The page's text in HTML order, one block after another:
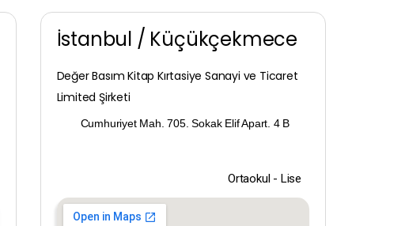
İstanbul / Küçükçekmece
Değer Basım Kitap Kırtasiye Sanayi ve Ticaret
Limited Şirketi
Cumhuriyet Mah. 705. Sokak Elif Apart. 4 B
Ortaokul - Lise